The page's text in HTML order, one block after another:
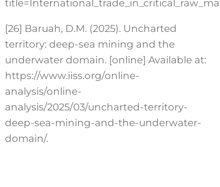
[26] Baruah, D.M. (2025). Uncharted
territory: deep-sea mining and the
underwater domain. [online] Available at:
https://www.iiss.org/online-
analysis/online-
analysis/2025/03/uncharted-territory-
deep-sea-mining-and-the-underwater-
domain/.